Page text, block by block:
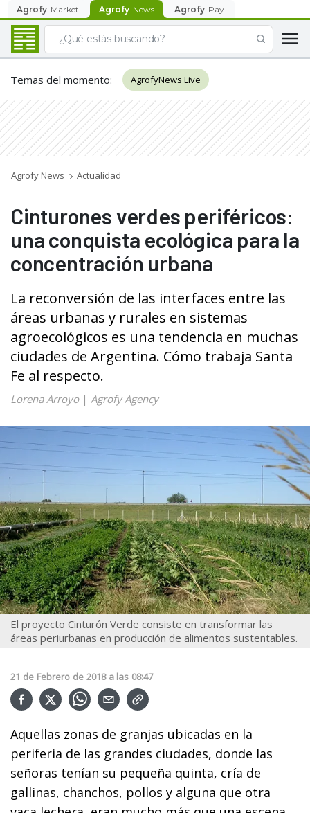
Agrofy Market Agrofy News Agrofy Pay
Temas del momento: AgrofyNews Live
Agrofy News Actualidad
Cinturones verdes periféricos:
una conquista ecológica para la
concentración urbana
La reconversión de las interfaces entre las
áreas urbanas y rurales en sistemas
agroecológicos es una tendencia en muchas
ciudades de Argentina. Cómo trabaja Santa
Fe al respecto.
Lorena Arroyo| Agrofy Agency
El proyecto Cinturón Verde consiste en transformar las
áreas periurbanas en producción de alimentos sustentables.
21 de Febrero de 2018 a las 08:47
Aquellas zonas de granjas ubicadas en la
periferia de las grandes ciudades, donde las
señoras tenían su pequeña quinta, cría de
gallinas, chanchos, pollos y alguna que otra